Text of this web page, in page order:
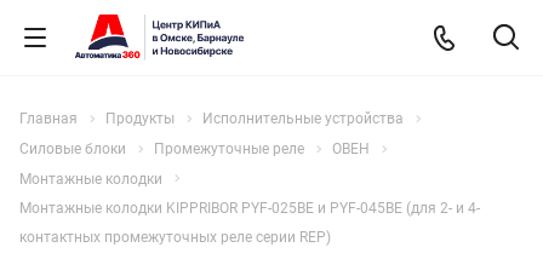
Главная Продукты
Исполнительные устройства
Силовые блоки
Промежуточные реле
ОВЕН
Монтажные колодки
Монтажные колодки KIPPRIBOR PYF-025BE и PYF-045BE (для 2- и 4-
контактных промежуточных реле серии REP)